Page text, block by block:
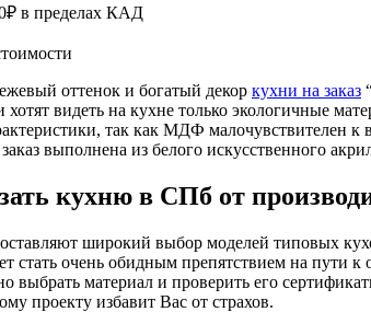
в пределах КАД
оттенок и богатый декор кухни на заказ
хотят видеть на кухне только экологичные
так как МДФ малочувствителен
выполнена из белого искусственного
кухню в СПб от
широкий выбор моделей типовых
стать очень обидным препятствием на пути
выбрать материал и проверить его
проекту избавит Вас от страхов.